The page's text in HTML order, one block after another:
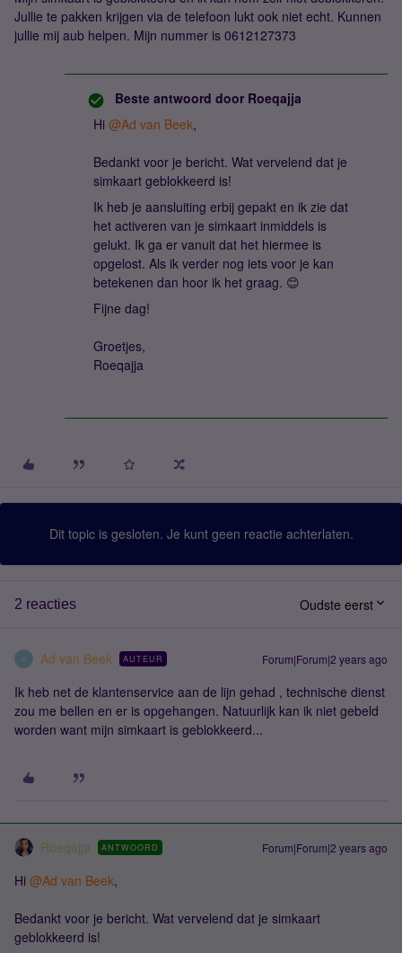
Jullie te pakken krijgen via de telefoon lukt ook niet echt. Kunnen
jullie mij aub helpen. Mijn nummer is 0612127373
Beste antwoord door Roeqajja
Hi @Ad van Beek,
Bedankt voor je bericht. Wat vervelend dat je
simkaart geblokkeerd is!
Ik heb je aansluiting erbij gepakt en ik zie dat
het activeren van je simkaart inmiddels is
gelukt. Ik ga er vanuit dat het hiermee is
opgelost. Als ik verder nog iets voor je kan
betekenen dan hoor ik het graag. 😊
Fijne dag!
Groetjes,
Roeqajja
Dit topic is gesloten. Je kunt geen reactie achterlaten.
2 reacties Oudste eerst
A Ad van Beek AUTEUR Forum|Forum|2 years ago
Ik heb net de klantenservice aan de lijn gehad , technische dienst
zou me bellen en er is opgehangen. Natuurlijk kan ik niet gebeld
worden want mijn simkaart is geblokkeerd...
Roeqajja ANTWOORD Forum|Forum|2 years ago
Hi @Ad van Beek,
Bedankt voor je bericht. Wat vervelend dat je simkaart
geblokkeerd is!